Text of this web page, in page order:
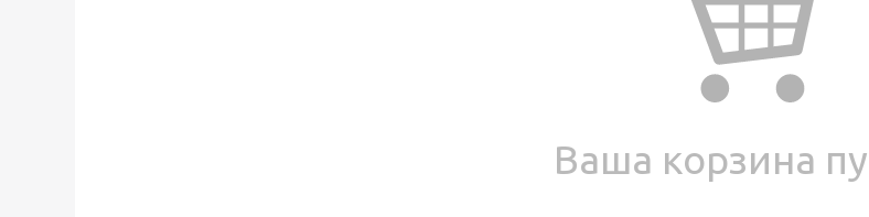
Ваша корзина